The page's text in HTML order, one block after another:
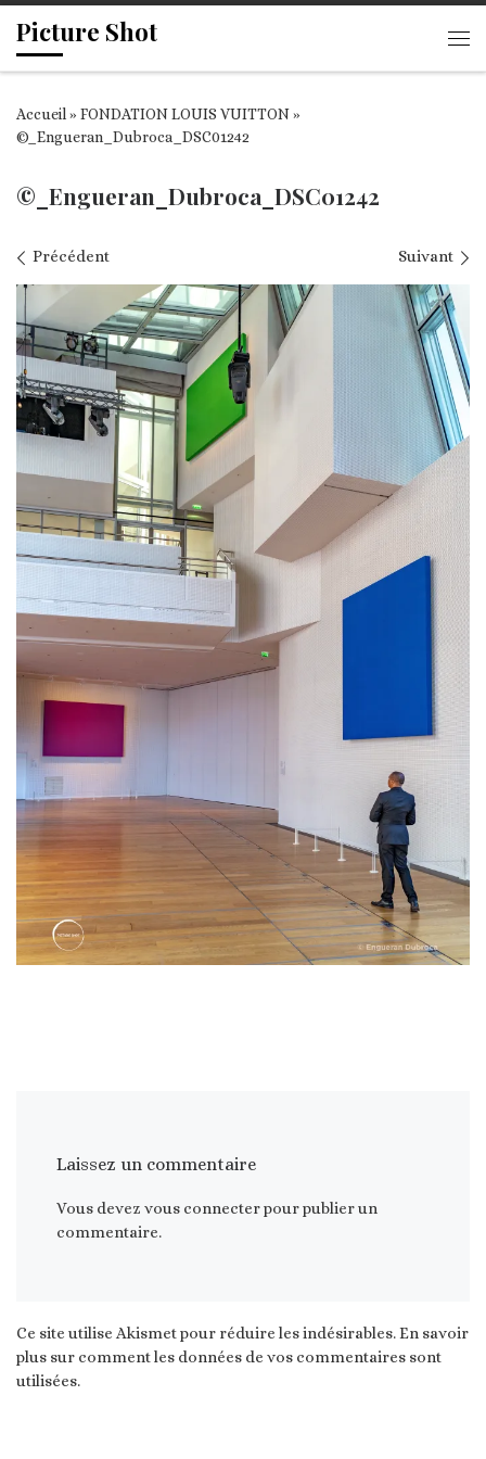
Passer au contenu
Picture Shot
Accueil» FONDATION LOUIS VUITTON»
©_Engueran_Dubroca_DSC01242
©_Engueran_Dubroca_DSC01242
Navigation des images
Précédent Suivant
Laissez un commentaire
Vous devez vous connecterpour publier un
commentaire.
Ce site utilise Akismet pour réduire les indésirables.En savoir
plus sur comment les données de vos commentaires sont
utilisées.